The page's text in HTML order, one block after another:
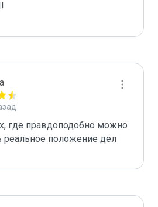
где правдоподобно можно
реальное положение дел